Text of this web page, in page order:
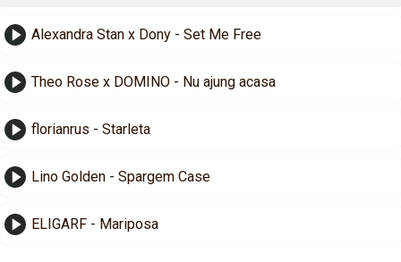
Alexandra Stan x Dony - Set Me Free
Theo Rose x DOMINO - Nu ajung acasa
florianrus - Starleta
Lino Golden - Spargem Case
ELIGARF - Mariposa